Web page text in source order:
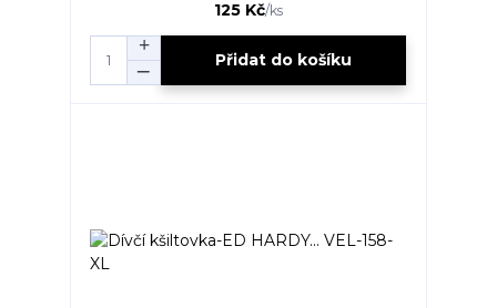
125 Kč/ks
Přidat do košíku